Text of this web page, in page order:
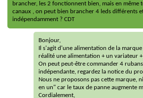
brancher, les 2 fonctionnent bien, mais en même
canaux , on peut bien brancher 4 leds différents
indépendamment ? CDT
Bonjour,
Il s'agit d'une alimentation de la
réalité une alimentation + un variateur
On peut peut-être commander 4
indépendante, regardez la notice du
Nous ne proposons pas cette marque,
en un" car le taux de panne augmente
Cordialement,